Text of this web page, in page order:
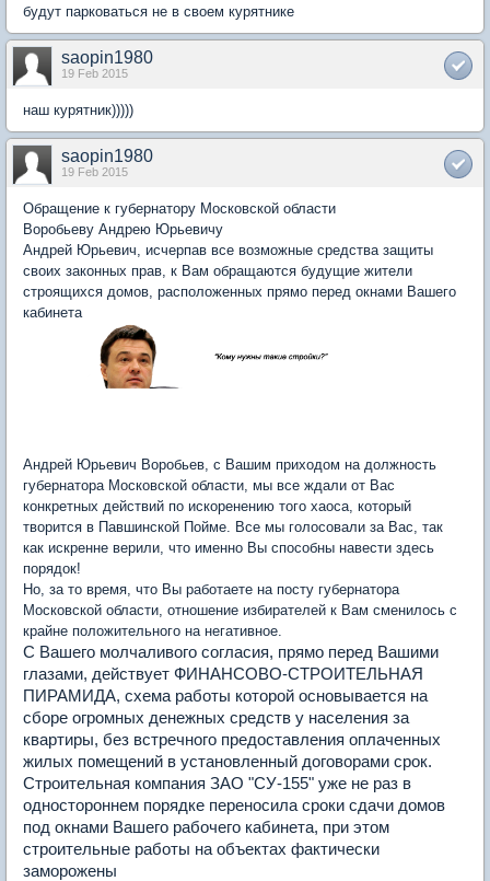
будут парковаться не в своем курятнике
saopin1980
19 Feb 2015
наш курятник)))))
saopin1980
19 Feb 2015
Обращение к губернатору Московской области
Воробьеву Андрею Юрьевичу
Андрей Юрьевич, исчерпав все возможные средства защиты
своих законных прав, к Вам обращаются будущие жители
строящихся домов, расположенных прямо перед окнами Вашего
кабинета
Андрей Юрьевич Воробьев, с Вашим приходом на должность
губернатора Московской области, мы все ждали от Вас
конкретных действий по искоренению того хаоса, который
творится в Павшинской Пойме. Все мы голосовали за Вас, так
как искренне верили, что именно Вы способны навести здесь
порядок!
Но, за то время, что Вы работаете на посту губернатора
Московской области, отношение избирателей к Вам сменилось с
крайне положительного на негативное.
С Вашего молчаливого согласия, прямо перед Вашими
глазами, действует ФИНАНСОВО-СТРОИТЕЛЬНАЯ
ПИРАМИДА, схема работы которой основывается на
сборе огромных денежных средств у населения за
квартиры, без встречного предоставления оплаченных
жилых помещений в установленный договорами срок.
Строительная компания ЗАО "СУ-155" уже не раз в
одностороннем порядке переносила сроки сдачи домов
под окнами Вашего рабочего кабинета, при этом
строительные работы на объектах фактически
заморожены